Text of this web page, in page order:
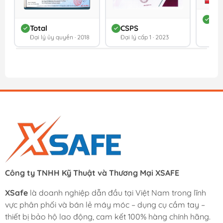
Total
Đại lý ủy quyền · 2018
CSPS
Đại lý cấp 1 · 2023
Công ty TNHH Kỹ Thuật và Thương Mại XSAFE
XSafe là doanh nghiệp dẫn đầu tại Việt Nam trong lĩnh
vực phân phối và bán lẻ máy móc – dụng cụ cầm tay –
thiết bị bảo hộ lao động, cam kết 100% hàng chính hãng.